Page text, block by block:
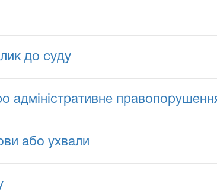
до суду
адміністративне
або ухвали